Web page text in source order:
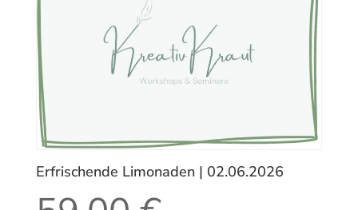
Erfrischende Limonaden | 02.06.2026